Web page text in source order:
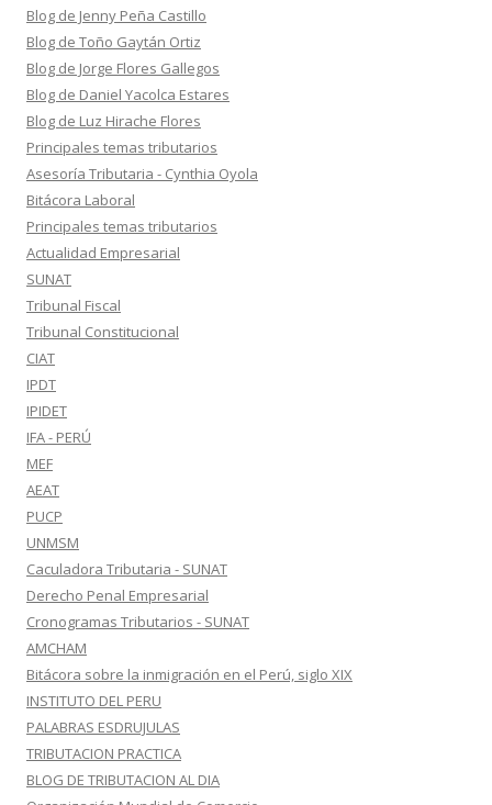
Blog de Jenny Peña Castillo
Blog de Toño Gaytán Ortiz
Blog de Jorge Flores Gallegos
Blog de Daniel Yacolca Estares
Blog de Luz Hirache Flores
Principales temas tributarios
Asesoría Tributaria - Cynthia Oyola
Bitácora Laboral
Principales temas tributarios
Actualidad Empresarial
SUNAT
Tribunal Fiscal
Tribunal Constitucional
CIAT
IPDT
IPIDET
IFA - PERÚ
MEF
AEAT
PUCP
UNMSM
Caculadora Tributaria - SUNAT
Derecho Penal Empresarial
Cronogramas Tributarios - SUNAT
AMCHAM
Bitácora sobre la inmigración en el Perú, siglo XIX
INSTITUTO DEL PERU
PALABRAS ESDRUJULAS
TRIBUTACION PRACTICA
BLOG DE TRIBUTACION AL DIA